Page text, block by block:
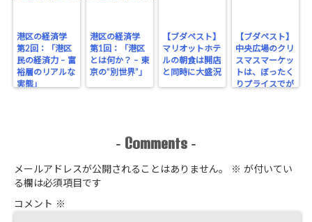
港区の経済学
第2回：「港区
民の経済力 – 富
裕層のリアルな
実態」
港区の経済学
第1回：「港区
とは何か？ – 東
京の“別世界”」
【ブダペスト】
マリオットホテ
ルの朝食は開店
と同時に大盛況
【ブダペスト】
中央広場のクリ
スマスマーケッ
トは、ぼったく
りプライスでが
- Comments -
メールアドレスが公開されることはありません。 ※ が付いてい
る欄は必須項目です
コメント ※